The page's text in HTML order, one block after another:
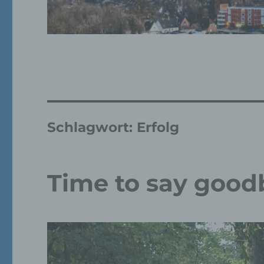
Schlagwort: Erfolg
Time to say